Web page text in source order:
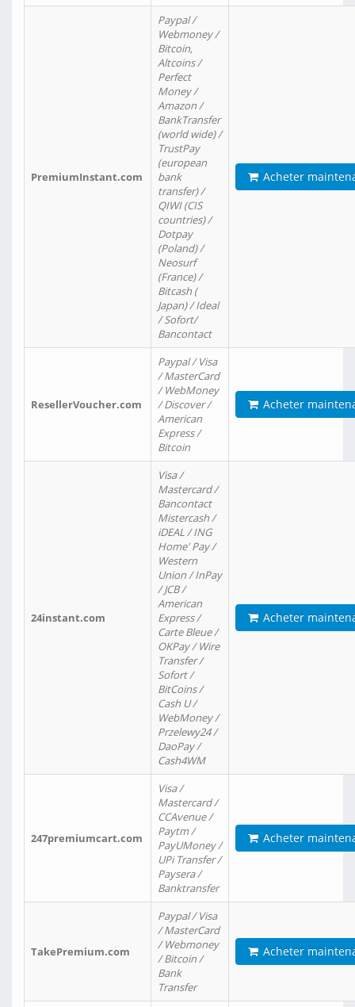
PremiumInstant.com
Paypal /
Webmoney /
Bitcoin,
Altcoins /
Perfect
Money /
Amazon /
BankTransfer
(world wide) /
TrustPay
(european
bank
transfer) /
QIWI (CIS
countries) /
Dotpay
(Poland) /
Neosurf
(France) /
Bitcash (
Japan) / Ideal
/ Sofort/
Bancontact
Acheter
ResellerVoucher.com
Paypal / Visa
/ MasterCard
/ WebMoney
/ Discover /
American
Express /
Bitcoin
Acheter
24instant.com
Visa /
Mastercard /
Bancontact
Mistercash /
iDEAL / ING
Home' Pay /
Western
Union / InPay
/ JCB /
American
Express /
Carte Bleue /
OKPay / Wire
Transfer /
Sofort /
BitCoins /
Cash U /
WebMoney /
Przelewy24 /
DaoPay /
Cash4WM
Acheter
247premiumcart.com
Visa /
Mastercard /
CCAvenue /
Paytm /
PayUMoney /
UPi Transfer /
Paysera /
Banktransfer
Acheter
TakePremium.com
Paypal / Visa
/ MasterCard
/ Webmoney
/ Bitcoin /
Bank
Transfer
Acheter